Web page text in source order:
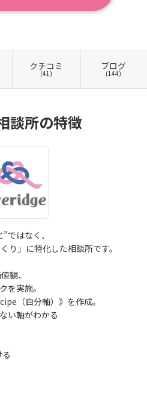
クチコミ
(41)
ブログ
(144)
談所の特徴
ではなく、
り」に特化した相談所です。
観、
を実施。
（自分軸）》を作成。
い軸がわかる